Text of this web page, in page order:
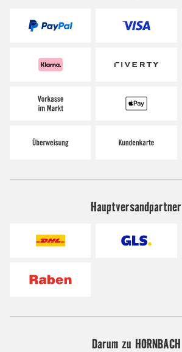
Hauptversandpartner
Darum zu HORNBACH